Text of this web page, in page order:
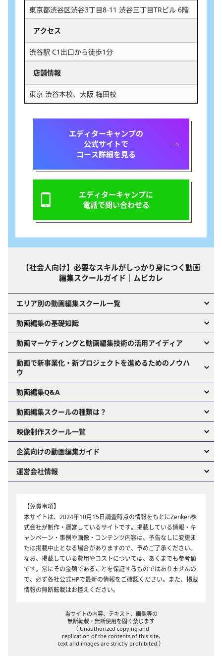
東京都渋谷区渋谷3丁目8-11 渋谷三丁目TRビル 6階
アクセス
渋谷駅 C1出口から徒歩1分
店舗情報
東京 渋谷本校、大阪 梅田校
エディターキャンプの
公式サイトで
コース詳細を見る
エディターキャンプに
電話で問い合わせる
【社会人向け】必要なスキルがしっかり身につく動画
編集スクールガイド｜ムビカレ
エリア別の動画編集スクール一覧
動画編集の基礎知識
動画マーケティングと動画編集技術の活用アイディア
動画で新事業化・新プロジェクトを進めるためのノウハ
ウ
動画編集Q&A
動画編集スクールの種類は？
映像制作スクール一覧
企業向けの動画編集ガイド
運営会社情報
【免責事項】
本サイトは、2024年10月15日調査時点の情報をもとにZenken株
式会社が制作・運営しているサイトです。掲載している情報・キ
ャンペーン・事例や画像・コンテンツ内容は、予告なしに変更ま
たは掲載中止となる場合がありますので、予めご了承ください。
なお、掲載している費用やコストについては、あくまでも参考値
です。常にその金額であることを保証するものではありませんの
で、必ず各社公式HPで最新の情報をご確認ください。また、掲載
情報の無断転載はお控えください。
当サイトの内容、テキスト、画像等の
無断転載・無断使用を固く禁じます
（ Unauthorized copying and
replication of the contents of this site,
text and images are strictly prohibited.）